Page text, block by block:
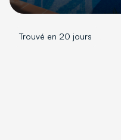
Trouvé en 20 jours